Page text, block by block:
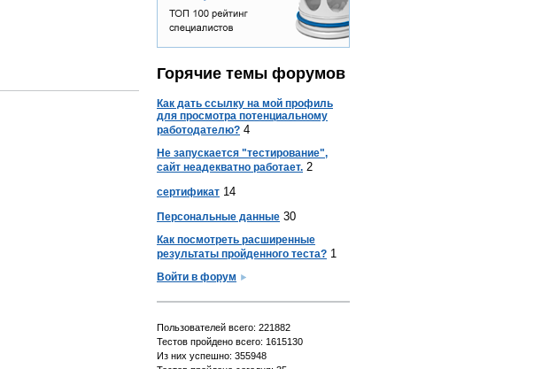
Горячие темы форумов
Как дать ссылку на мой профиль
для просмотра потенциальному
работодателю? 4
Не запускается "тестирование",
сайт неадекватно работает. 2
сертификат 14
Персональные данные 30
Как посмотреть расширенные
результаты пройденного теста? 1
Войти в форум
Пользователей всего: 221882
Тестов пройдено всего: 1615130
Из них успешно: 355948